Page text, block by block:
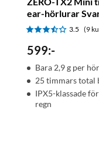
ear-hörlurar
3.5 (9
599:-
Bara 2,9 g per
25 timmars total
IPX5-klassade
regn